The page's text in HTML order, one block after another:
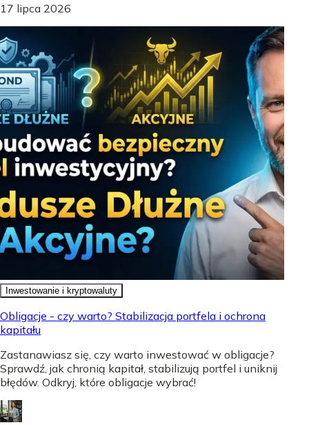
17 lipca 2026
Inwestowanie i kryptowaluty
Obligacje - czy warto? Stabilizacja portfela i ochrona
kapitału
Zastanawiasz się, czy warto inwestować w obligacje?
Sprawdź, jak chronią kapitał, stabilizują portfel i uniknij
błędów. Odkryj, które obligacje wybrać!